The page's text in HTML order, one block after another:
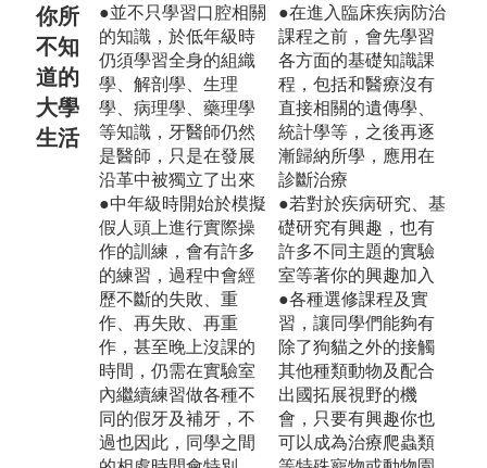
你所
不知
道的
大學
生活
●並不只學習口腔相關
的知識，於低年級時
仍須學習全身的組織
學、解剖學、生理
學、病理學、藥理學
等知識，牙醫師仍然
是醫師，只是在發展
沿革中被獨立了出來
●中年級時開始於模擬
假人頭上進行實際操
作的訓練，會有許多
的練習，過程中會經
歷不斷的失敗、重
作、再失敗、再重
作，甚至晚上沒課的
時間，仍需在實驗室
內繼續練習做各種不
同的假牙及補牙，不
過也因此，同學之間
●在進入臨床疾病防治
課程之前，會先學習
各方面的基礎知識課
程，包括和醫療沒有
直接相關的遺傳學、
統計學等，之後再逐
漸歸納所學，應用在
診斷治療
●若對於疾病研究、基
礎研究有興趣，也有
許多不同主題的實驗
室等著你的興趣加入
●各種選修課程及實
習，讓同學們能夠有
除了狗貓之外的接觸
其他種類動物及配合
出國拓展視野的機
會，只要有興趣你也
可以成為治療爬蟲類